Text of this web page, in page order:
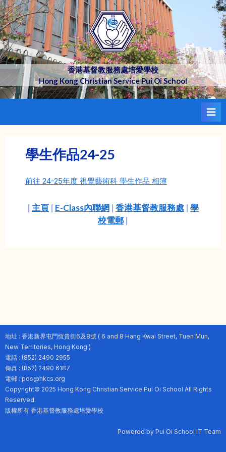
Skip
to
content
香港基督教服務處培愛學校
Hong Kong Christian Service Pui Oi School
學生作品24-25
前往 24-25年度 視覺藝術科 學生作品 相簿
| 主頁 | E-Class內聯網 | 香港基督教服務處 | 學
校電郵 |
地址 : 香港新界屯門恆貴街6及8號 ( 6 and 8 Hang Kwai Street, Tuen Mun,
New Territories, Hong Kong )
電話 : (852) 2490 2955
傳真 : (852) 2490 6187
電郵 : pos@hkcs.org
Copyright© 2025 Hong Kong Christian Service Pui Oi School All Rights
Reserved.
版權所有 香港基督教服務處培愛學校
Powered by Pui Oi School IT Team